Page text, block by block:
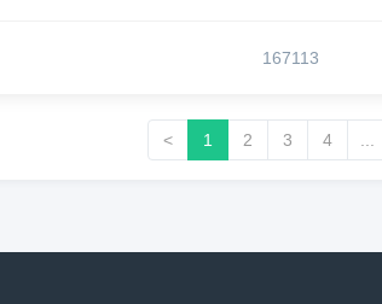
167113
< 1 2 3 4